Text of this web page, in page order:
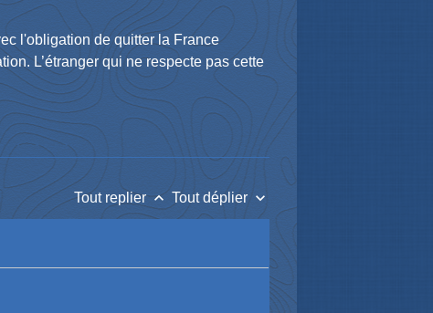
l'obligation de quitter la France
L’étranger qui ne respecte pas cette
Tout replierkeyboard_arrow_up Tout déplier keyboard_arrow_down